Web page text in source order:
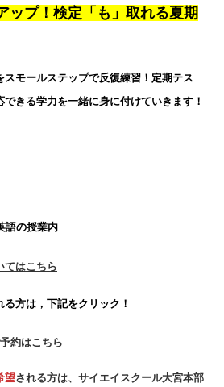
プ！検定「も」取れる夏期
モールステップで反復練習！定期テス
できる学力を一緒に身に付けていきます！
語の授業内
てはこちら
方は，下記をクリック！
約はこちら
望される方は、サイエイスクール大宮本部